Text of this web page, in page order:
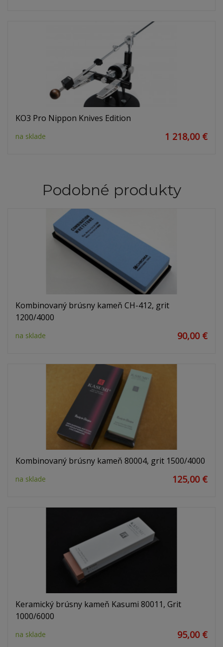
KO3 Pro Nippon Knives Edition
na sklade 1 218,00 €
Podobné produkty
Kombinovaný brúsny kameň CH-412, grit
1200/4000
na sklade 90,00 €
Kombinovaný brúsny kameň 80004, grit 1500/4000
na sklade 125,00 €
Keramický brúsny kameň Kasumi 80011, Grit
1000/6000
na sklade 95,00 €